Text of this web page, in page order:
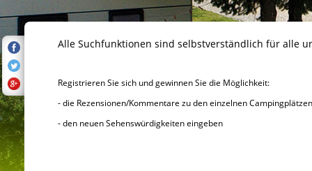
Alle Suchfunktionen sind selbstverständlich für alle
Registrieren Sie sich und gewinnen Sie die Möglichkeit:
- die Rezensionen/Kommentare zu den einzelnen
- den neuen Sehenswürdigkeiten eingeben